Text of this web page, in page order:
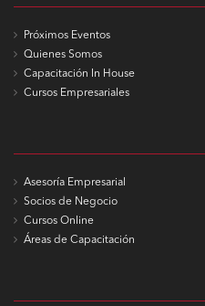
Próximos Eventos
Quienes Somos
Capacitación In House
Cursos Empresariales
Asesoría Empresarial
Socios de Negocio
Cursos Online
Áreas de Capacitación